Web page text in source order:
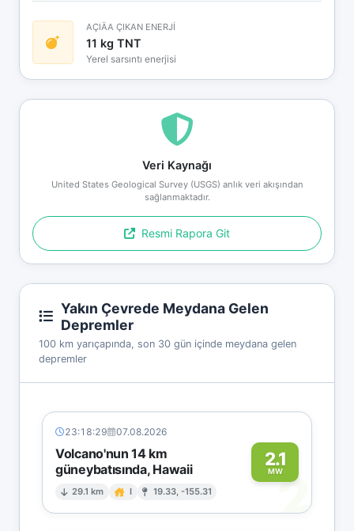
AÇIÄA ÇIKAN ENERJİ
11 kg TNT
Yerel sarsıntı enerjisi
Veri Kaynağı
United States Geological Survey (USGS) anlık veri akışından
sağlanmaktadır.
Resmi Rapora Git
Yakın Çevrede Meydana Gelen
Depremler
100 km yarıçapında, son 30 gün içinde meydana gelen
depremler
23:18:29 07.08.2026
Volcano'nun 14 km
güneybatısında, Hawaii
29.1 km I 19.33, -155.31
2.1
MW2